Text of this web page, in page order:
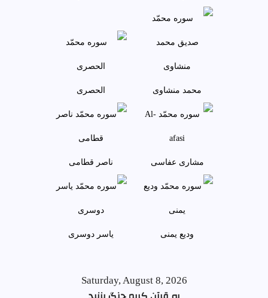
محمد منشاوی الحصری
مشاری عفاسی ناصر قطامی
وديع يمنی ياسر دوسری
Saturday, August 8, 2026